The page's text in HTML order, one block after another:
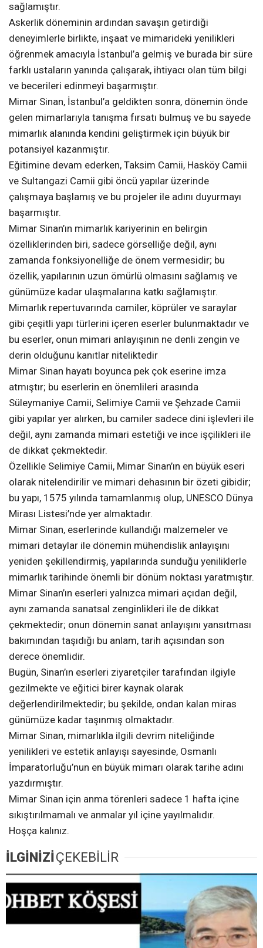
sağlamıştır.
Askerlik döneminin ardından savaşın getirdiği
deneyimlerle birlikte, inşaat ve mimarideki yenilikleri
öğrenmek amacıyla İstanbul’a gelmiş ve burada bir süre
farklı ustaların yanında çalışarak, ihtiyacı olan tüm bilgi
ve becerileri edinmeyi başarmıştır.
Mimar Sinan, İstanbul’a geldikten sonra, dönemin önde
gelen mimarlarıyla tanışma fırsatı bulmuş ve bu sayede
mimarlık alanında kendini geliştirmek için büyük bir
potansiyel kazanmıştır.
Eğitimine devam ederken, Taksim Camii, Hasköy Camii
ve Sultangazi Camii gibi öncü yapılar üzerinde
çalışmaya başlamış ve bu projeler ile adını duyurmayı
başarmıştır.
Mimar Sinan’ın mimarlık kariyerinin en belirgin
özelliklerinden biri, sadece görselliğe değil, aynı
zamanda fonksiyonelliğe de önem vermesidir; bu
özellik, yapılarının uzun ömürlü olmasını sağlamış ve
günümüze kadar ulaşmalarına katkı sağlamıştır.
Mimarlık repertuvarında camiler, köprüler ve saraylar
gibi çeşitli yapı türlerini içeren eserler bulunmaktadır ve
bu eserler, onun mimari anlayışının ne denli zengin ve
derin olduğunu kanıtlar niteliktedir
Mimar Sinan hayatı boyunca pek çok eserine imza
atmıştır; bu eserlerin en önemlileri arasında
Süleymaniye Camii, Selimiye Camii ve Şehzade Camii
gibi yapılar yer alırken, bu camiler sadece dini işlevleri ile
değil, aynı zamanda mimari estetiği ve ince işçilikleri ile
de dikkat çekmektedir.
Özellikle Selimiye Camii, Mimar Sinan’ın en büyük eseri
olarak nitelendirilir ve mimari dehasının bir özeti gibidir;
bu yapı, 1575 yılında tamamlanmış olup, UNESCO Dünya
Mirası Listesi’nde yer almaktadır.
Mimar Sinan, eserlerinde kullandığı malzemeler ve
mimari detaylar ile dönemin mühendislik anlayışını
yeniden şekillendirmiş, yapılarında sunduğu yeniliklerle
mimarlık tarihinde önemli bir dönüm noktası yaratmıştır.
Mimar Sinan’ın eserleri yalnızca mimari açıdan değil,
aynı zamanda sanatsal zenginlikleri ile de dikkat
çekmektedir; onun dönemin sanat anlayışını yansıtması
bakımından taşıdığı bu anlam, tarih açısından son
derece önemlidir.
Bugün, Sinan’ın eserleri ziyaretçiler tarafından ilgiyle
gezilmekte ve eğitici birer kaynak olarak
değerlendirilmektedir; bu şekilde, ondan kalan miras
günümüze kadar taşınmış olmaktadır.
Mimar Sinan, mimarlıkla ilgili devrim niteliğinde
yenilikleri ve estetik anlayışı sayesinde, Osmanlı
İmparatorluğu’nun en büyük mimarı olarak tarihe adını
yazdırmıştır.
Mimar Sinan için anma törenleri sadece 1 hafta içine
sıkıştırılmamalı ve anmalar yıl içine yayılmalıdır.
Hoşça kalınız.
İLGİNİZİÇEKEBİLİR